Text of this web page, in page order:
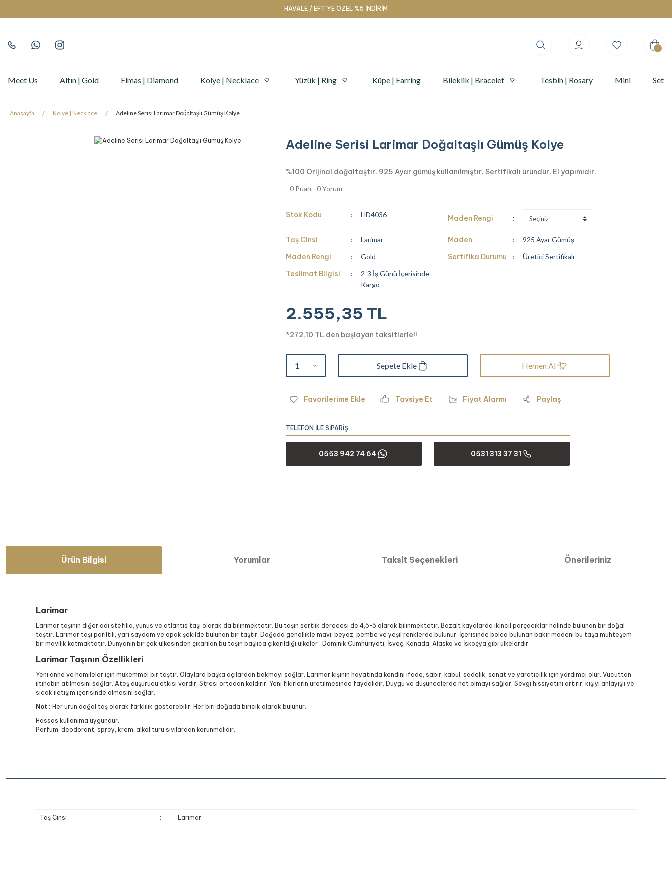
HAVALE / EFT’YE ÖZEL %5 İNDİRİM
Meet Us Altın | Gold Elmas | Diamond Kolye | Necklace Yüzük | Ring Küpe | Earring Bileklik | Bracelet Tesbih | Rosary Mini Set
Anasayfa Kolye | Necklace Adeline Serisi Larimar Doğaltaşlı Gümüş Kolye
Adeline Serisi Larimar Doğaltaşlı Gümüş Kolye
%100 Orijinal doğaltaştır. 925 Ayar gümüş kullanılmıştır. Sertifikalı üründür. El yapımıdır.
0 Puan - 0 Yorum
Stok Kodu HD4036 Maden Rengi
Taş Cinsi Larimar Maden 925 Ayar Gümüş
Maden Rengi Gold Sertifika Durumu Üretici Sertifikalı
Teslimat Bilgisi
2-3 İş Günü İçerisinde
Kargo
2.555,35 TL
*272,10 TL den başlayan taksitlerle!!
Sepete Ekle Hemen Al
Tavsiye Et Fiyat Alarmı Paylaş
TELEFON İLE SİPARİŞ
0553 942 74 64 0531 313 37 31
Ürün Bilgisi Yorumlar Taksit Seçenekleri Önerileriniz
Larimar
Larimar taşının diğer adı stefilia, yunus ve atlantis taşı olarak da bilinmektetir. Bu taşın sertlik derecesi de 4,5-5 olarak bilinmektetir. Bazalt kayalarda ikincil parçacıklar halinde bulunan bir doğal
taştır. Larimar taşı parıltılı, yarı saydam ve opak şekilde bulunan bir taştır. Doğada genellikle mavi, beyaz, pembe ve yeşil renklerde bulunur. İçerisinde bolca bulunan bakır madeni bu taşa muhteşem
bir mavilik katmaktatır. Dünyanın bir çok ülkesinden çıkarılan bu taşın başlıca çıkarıldığı ülkeler ; Dominik Cumhuriyeti, İsveç, Kanada, Alaska ve İskoçya gibi ülkelerdir.
Larimar Taşının Özellikleri
Yeni anne ve hamileler için mükemmel bir taştır. Olaylara başka açılardan bakmayı sağlar. Larimar kişinin hayatında kendini ifade, sabır, kabul, sadelik, sanat ve yaratıcılık için yardımcı olur. Vücuttan
iltihabın atılmasını sağlar. Ateş düşürücü etkisi vardır. Stresi ortadan kaldırır. Yeni fikirlerin üretilmesinde faydalıdır. Duygu ve düşüncelerde net olmayı sağlar. Sevgi hissiyatını artırır, kişiyi anlayışlı ve
sıcak iletişim içerisinde olmasını sağlar.
Not : Her ürün doğal taş olarak farklılık gösterebilir. Her biri doğada biricik olarak bulunur.
Hassas kullanıma uygundur.
Parfüm, deodorant, sprey, krem, alkol türü sıvılardan korunmalıdır.
Taş Cinsi : Larimar